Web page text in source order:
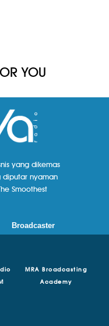
YOU
yang dikemas
diputar nyaman
Smoothest
Broadcaster
MRA Broadcasting
Academy